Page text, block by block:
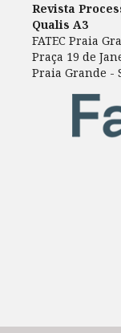
Revista
Qualis A3
FATEC Praia
Praça 19 de
Praia Grande -